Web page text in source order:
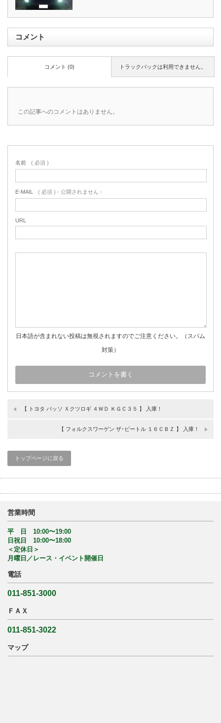
コメント
トラックバックは利用できません。
コメント (0)
この記事へのコメントはありません。
名前 ( 必須 )
E-MAIL ( 必須 ) - 公開されません -
URL
日本語が含まれない投稿は無視されますのでご注意ください。（スパム
対策）
【 トヨタ パッソ Ｘクツロギ ４ＷＤ ＫＧＣ３５ 】 入庫！
【 フォルクスワーゲン ザ･ビートル １６ＣＢＺ 】 入庫！
トップページに戻る
営業時間
平 日 10:00〜19:00
日祝日 10:00〜18:00
＜定休日＞
月曜日／レース・イベント開催日
電話
011-851-3000
ＦＡＸ
011-851-3022
マップ